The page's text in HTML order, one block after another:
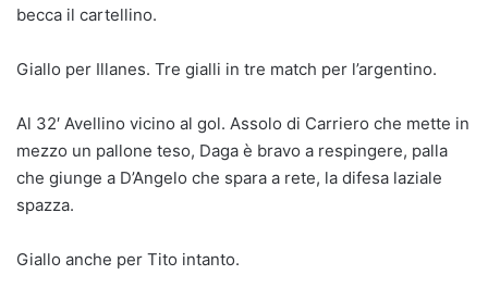
becca il cartellino.
Giallo per Illanes. Tre gialli in tre match per l’argentino.
Al 32′ Avellino vicino al gol. Assolo di Carriero che mette in
mezzo un pallone teso, Daga è bravo a respingere, palla
che giunge a D’Angelo che spara a rete, la difesa laziale
spazza.
Giallo anche per Tito intanto.